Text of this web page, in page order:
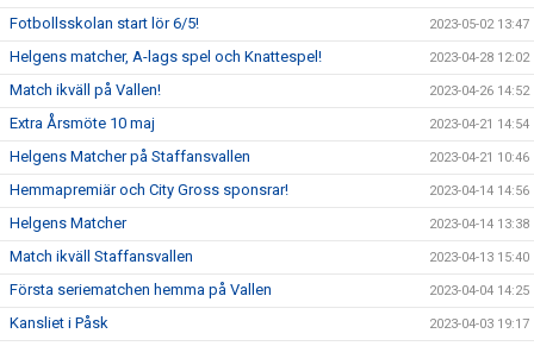
Fotbollsskolan start lör 6/5! 2023-05-02 13:47
Helgens matcher, A-lags spel och Knattespel! 2023-04-28 12:02
Match ikväll på Vallen! 2023-04-26 14:52
Extra Årsmöte 10 maj 2023-04-21 14:54
Helgens Matcher på Staffansvallen 2023-04-21 10:46
Hemmapremiär och City Gross sponsrar! 2023-04-14 14:56
Helgens Matcher 2023-04-14 13:38
Match ikväll Staffansvallen 2023-04-13 15:40
Första seriematchen hemma på Vallen 2023-04-04 14:25
Kansliet i Påsk 2023-04-03 19:17